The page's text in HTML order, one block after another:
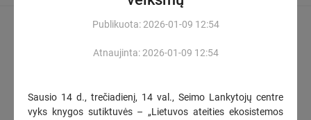
Pasiruošti mokslo metams – iššūkis šeimoms: jis dar didesnis,
Vilniaus meru
KOREGUOTAS
Publikuota:2026-01-09 12:54
Atnaujinta:2026-01-09 12:54
Sausio 14 d., trečiadienį, 14 val., Seimo Lankytojų centre
vyks knygos sutiktuvės – „Lietuvos ateities ekosistemos